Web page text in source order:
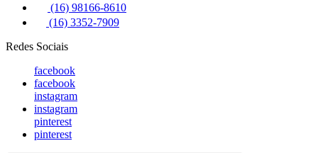
(16) 98166-8610
(16) 3352-7909
Redes Sociais
facebook
facebook
instagram
instagram
pinterest
pinterest